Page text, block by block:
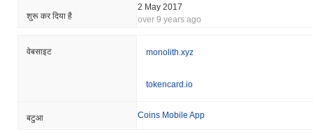
शुरू कर दिया है
2 May 2017
over 9 years ago
वेबसाइट monolith.xyz
tokencard.io
बटुआ Coins Mobile App